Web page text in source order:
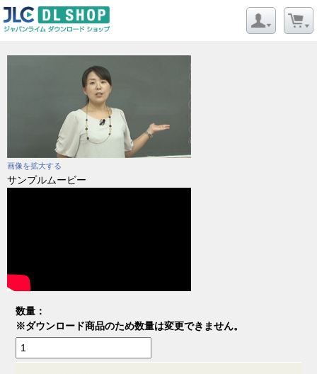
画像を拡大する
サンプルムービー
数量：
※ダウンロード商品のため数量は変更できません。